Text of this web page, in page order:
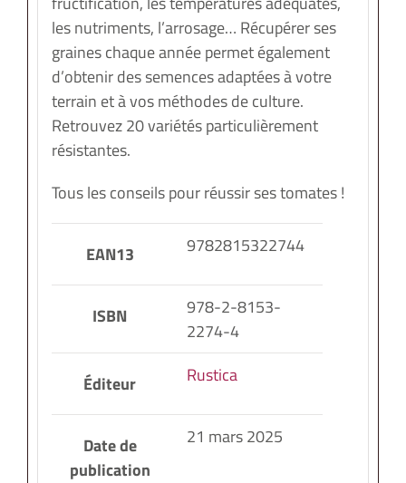
les nutriments, l’arrosage… Récupérer ses
graines chaque année permet également
d’obtenir des semences adaptées à votre
terrain et à vos méthodes de culture.
Retrouvez 20 variétés particulièrement
résistantes.
Tous les conseils pour réussir ses tomates !
EAN13 9782815322744
ISBN
978-2-8153-
2274-4
Éditeur Rustica
Date de
publication
21 mars 2025